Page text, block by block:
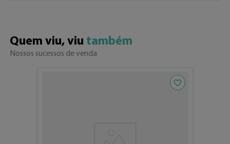
contato@electricink.com.br
Quem viu, viu também
Nossos sucessos de venda
Adicionar aos